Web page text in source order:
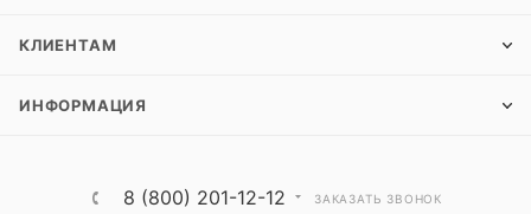
КЛИЕНТАМ
ИНФОРМАЦИЯ
8 (800) 201-12-12 ЗАКАЗАТЬ ЗВОНОК